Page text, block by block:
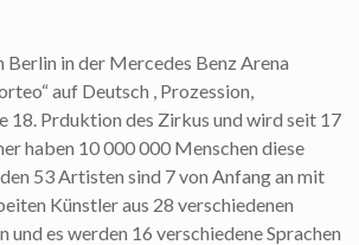
in der Mercedes Benz Arena
auf Deutsch , Prozession,
18. Prduktion des Zirkus und wird seit 17
haben 10 000 000 Menschen diese
53 Artisten sind 7 von Anfang an mit
Künstler aus 28 verschiedenen
und es werden 16 verschiedene Sprachen